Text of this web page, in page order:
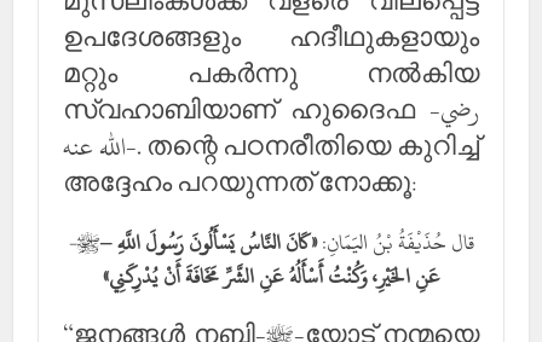
ഉപദേശങ്ങളും ഹദീഥുകളായും
മറ്റും പകര്‍ന്നു നല്‍കിയ
സ്വഹാബിയാണ് ഹുദൈഫ -رضي
الله عنه-. തന്റെ പഠനരീതിയെ കുറിച്ച്
അദ്ദേഹം പറയുന്നത് നോക്കൂ:
قال حُذَيْفَةُ بْنُ اليَمَانِ:«كَانَ النَّاسُ يَسْأَلُونَ رَسُولَ اللَّهِ –ﷺ-
عَنِ الخَيْرِ، وَكُنْتُ أَسْأَلُهُ عَنِ الشَّرِّ مَخَافَةَ أَنْ يُدْرِكَنِي»